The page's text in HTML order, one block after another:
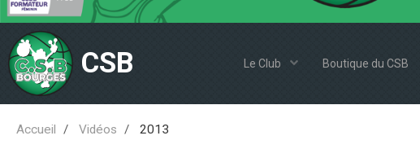
CSB Le Club Boutique du CSB
Accueil Vidéos 2013